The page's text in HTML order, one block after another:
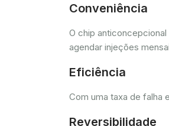
Conveniência
O chip
agendar injeções
Eficiência
Com uma taxa de falha
Reversibilidade